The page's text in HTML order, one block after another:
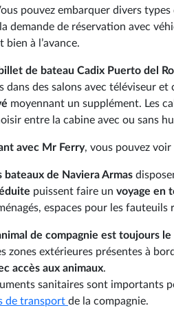
pouvez embarquer divers
demande de réservation avec
à l’avance.
billet de bateau Cadix Puerto del
dans des salons avec téléviseur
moyennant un supplément. Les
entre la cabine avec ou sans
avec Mr Ferry, vous pouvez
bateaux de Naviera Armas
puissent faire un voyage en
espaces pour les fauteuils
de compagnie est toujours le
zones extérieures présentes à
accès aux animaux.
sanitaires sont importants
de transport de la compagnie.